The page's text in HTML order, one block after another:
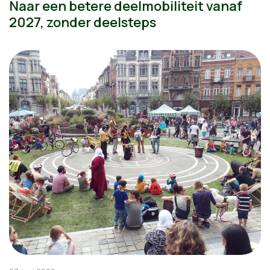
Naar een betere deelmobiliteit vanaf
2027, zonder deelsteps